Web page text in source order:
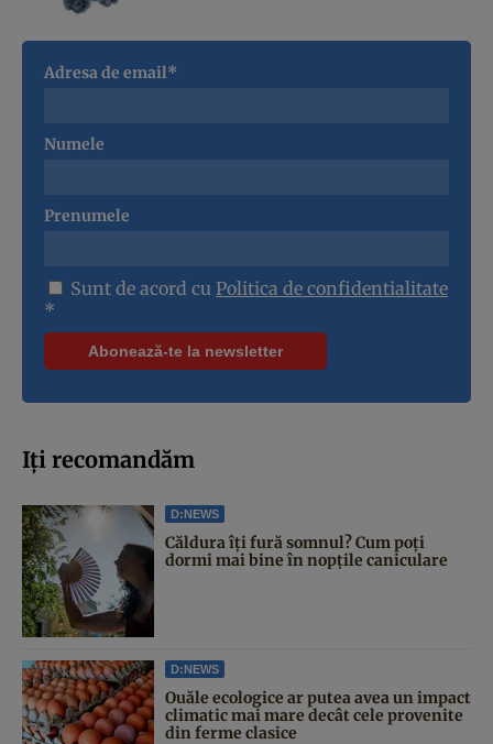
Adresa de email*
Numele
Prenumele
Sunt de acord cu Politica de confidentialitate
*
Iți recomandăm
D:NEWS
Căldura îți fură somnul? Cum poți
dormi mai bine în nopțile caniculare
D:NEWS
Ouăle ecologice ar putea avea un impact
climatic mai mare decât cele provenite
din ferme clasice